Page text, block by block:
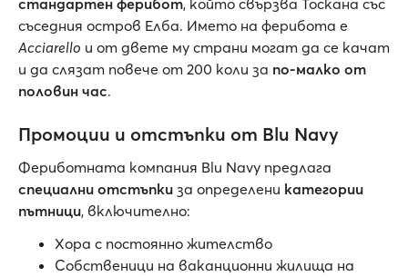
стандартен ферибот, който свързва Тоскана със
съседния остров Елба. Името на ферибота е
Acciarello и от двете му страни могат да се качат
и да слязат повече от 200 коли за по-малко от
половин час.
Промоции и отстъпки от Blu Navy
Фериботната компания Blu Navy предлага
специални отстъпки за определени категории
пътници, включително:
Хора с постоянно жителство
Собственици на ваканционни жилища на